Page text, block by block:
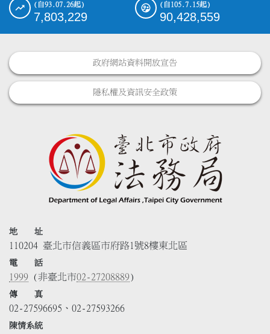
(自93.07.26起)
7,803,229
(自105.7.15起)
90,428,559
政府網站資料開放宣告
隱私權及資訊安全政策
地 址
110204 臺北市信義區市府路1號8樓東北區
電 話
1999 (非臺北市02-27208889)
傳 真
02-27596695、02-27593266
陳情系統